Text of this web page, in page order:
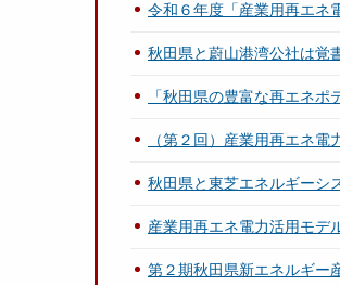
令和６年度「産業用再エネ
秋田県と蔚山港湾公社は覚
「秋田県の豊富な再エネ
（第２回）産業用再エネ
秋田県と東芝エネルギーシ
産業用再エネ電力活用モデ
第２期秋田県新エネルギー